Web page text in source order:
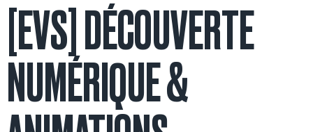
[EVS] DÉCOUVERTE
NUMÉRIQUE &